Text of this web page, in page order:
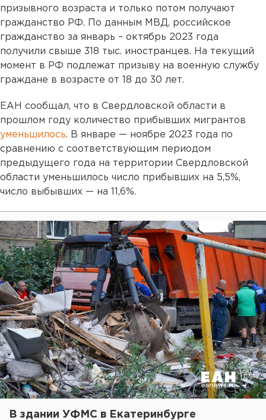
призывного возраста и только потом получают
гражданство РФ. По данным МВД, российское
гражданство за январь – октябрь 2023 года
получили свыше 318 тыс. иностранцев. На текущий
момент в РФ подлежат призыву на военную службу
граждане в возрасте от 18 до 30 лет.
ЕАН сообщал, что в Свердловской области в
прошлом году количество прибывших мигрантов
уменьшилось. В январе — ноябре 2023 года по
сравнению с соответствующим периодом
предыдущего года на территории Свердловской
области уменьшилось число прибывших на 5,5%,
число выбывших — на 11,6%.
В здании УФМС в Екатеринбурге